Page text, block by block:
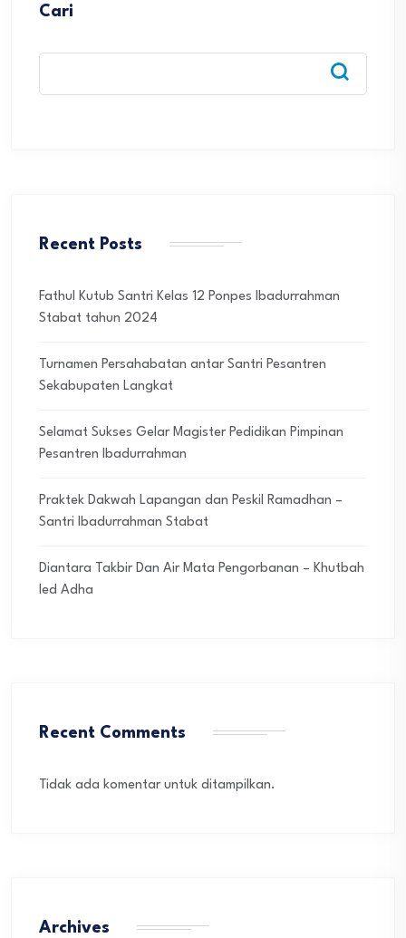
Cari
Recent Posts
Fathul Kutub Santri Kelas 12 Ponpes Ibadurrahman
Stabat tahun 2024
Turnamen Persahabatan antar Santri Pesantren
Sekabupaten Langkat
Selamat Sukses Gelar Magister Pedidikan Pimpinan
Pesantren Ibadurrahman
Praktek Dakwah Lapangan dan Peskil Ramadhan –
Santri Ibadurrahman Stabat
Diantara Takbir Dan Air Mata Pengorbanan – Khutbah
Ied Adha
Recent Comments
Tidak ada komentar untuk ditampilkan.
Archives